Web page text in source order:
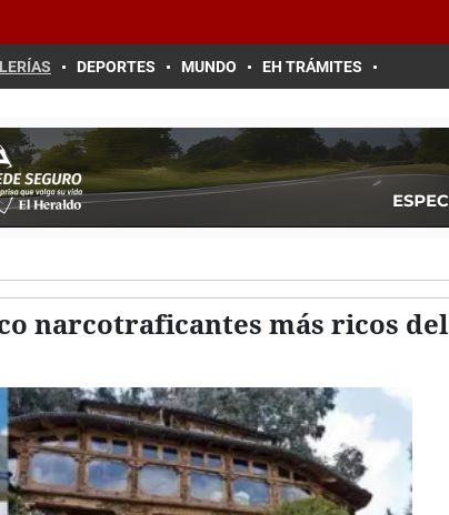
DEPORTES MUNDO EH TRÁMITES
narcotraficantes más ricos del